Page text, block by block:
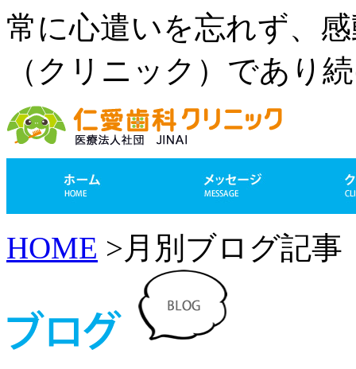
常に心遣いを忘れず、
（クリニック）であり
HOME >月別ブログ記事